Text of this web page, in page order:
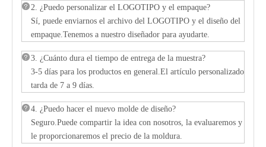
2. ¿Puedo personalizar el LOGOTIPO y el empaque?
Sí, puede enviarnos el archivo del LOGOTIPO y el diseño del
empaque.Tenemos a nuestro diseñador para ayudarte.
3. ¿Cuánto dura el tiempo de entrega de la muestra?
3-5 días para los productos en general.El artículo personalizado
tarda de 7 a 9 días.
4. ¿Puedo hacer el nuevo molde de diseño?
Seguro.Puede compartir la idea con nosotros, la evaluaremos y
le proporcionaremos el precio de la moldura.